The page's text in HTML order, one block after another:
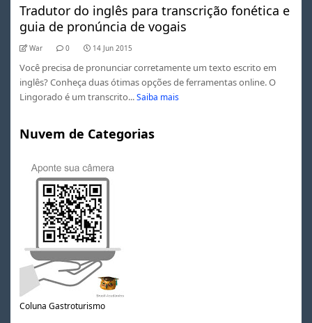
Tradutor do inglês para transcrição fonética e
guia de pronúncia de vogais
War 0 14 Jun 2015
Você precisa de pronunciar corretamente um texto escrito em
inglês? Conheça duas ótimas opções de ferramentas online. O
Lingorado é um transcrito... Saiba mais
Nuvem de Categorias
Coluna Gastroturismo